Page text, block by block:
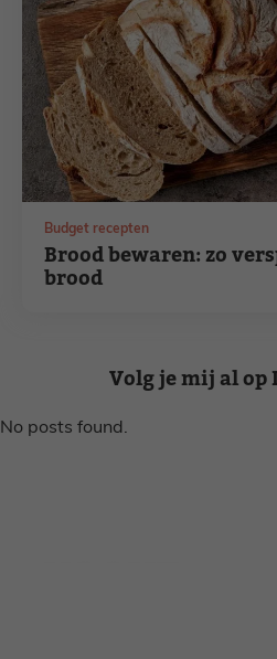
Budget recepten
Brood bewaren: zo
brood
Volg je mij al op
No posts found.